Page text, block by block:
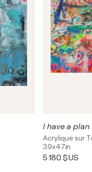
I have a plan
Acrylique sur
39x47in
5 180 $US